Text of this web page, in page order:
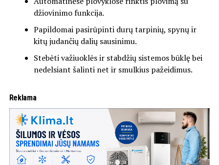
džiovinimo funkcija.
Papildomai pasirūpinti durų tarpinių, spynų ir
kitų judančių dalių sausinimu.
Stebėti važiuoklės ir stabdžių sistemos būklę bei
nedelsiant šalinti net ir smulkius pažeidimus.
Reklama